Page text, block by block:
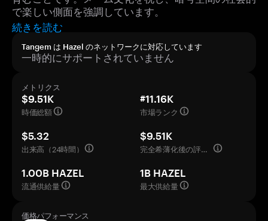
で楽しい側面を強調しています。
続きを読む
Tangem は Hazel のネットワークに対応しています
一時的にサポートされていません
メトリクス
$9.51K
時価総額
#11.16K
市場ランク
$5.32
出来高（24時間）
$9.51K
完全希薄化後の評価額
1.00B HAZEL
流通供給量
1B HAZEL
最大供給量
価格パフォーマンス